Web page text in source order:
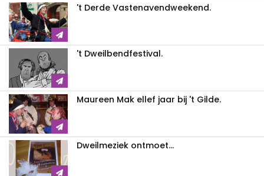
't Derde Vastenavendweekend.
't Dweilbendfestival.
Maureen Mak ellef jaar bij 't Gilde.
Dweilmeziek ontmoet...